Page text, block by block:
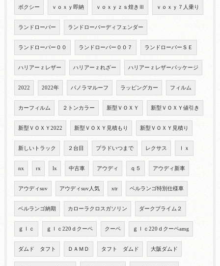
ボクシー ｖｏｘｙ即納 ｖｏｘｙｚｓ煌きⅢ ｖｏｘｙ７人乗り
ランドローバー ランドローバーディフェンダー
ランドローバー００ ランドローバー００７ ランドローバーＳＥ
ハリアーｚレザー ハリアーｚれざー ハリアーｚレザーパッケージ
2022 2022年 パノラマルーフ ラッピングカー フィルム
カーフィルム ２トンカラー 新型ＶＯＸＹ 新型ＶＯＸＹ値引き
新型ＶＯＸＹ2022 新型ＶＯＸＹ見積もり 新型ＶＯＸＹ見積り
新しいトラック ２台目 プラドいつまで レクサス ｌｘ
nx rx lx 中古車 アウディ ｑ５ アウディ新車
アウディsuv アウディsuv人気 xtr ベルランゴ特別仕様車
ベルランゴ納期 カローラクロスガソリン ダークプライム２
ｇｌｃ ｇｌｃ220ｄクーペ クーペ ｇｌｃ220ｄクーペamg
ダムド タフト ＤＡＭＤ タフト ダムド 大阪ダムド